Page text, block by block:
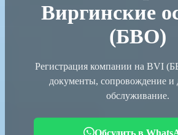
Виргинские
(БВО)
Регистрация компании на BVI
документы, сопровождение и
обслуживание.
Обсудить в